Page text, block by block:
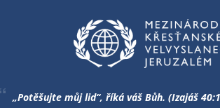
„Potěšujte můj lid“, říká váš Bůh. (Izajáš